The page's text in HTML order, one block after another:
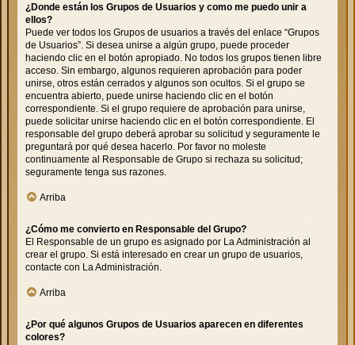
¿Donde están los Grupos de Usuarios y como me puedo unir a
ellos?
Puede ver todos los Grupos de usuarios a través del enlace “Grupos
de Usuarios”. Si desea unirse a algún grupo, puede proceder
haciendo clic en el botón apropiado. No todos los grupos tienen libre
acceso. Sin embargo, algunos requieren aprobación para poder
unirse, otros están cerrados y algunos son ocultos. Si el grupo se
encuentra abierto, puede unirse haciendo clic en el botón
correspondiente. Si el grupo requiere de aprobación para unirse,
puede solicitar unirse haciendo clic en el botón correspondiente. El
responsable del grupo deberá aprobar su solicitud y seguramente le
preguntará por qué desea hacerlo. Por favor no moleste
continuamente al Responsable de Grupo si rechaza su solicitud;
seguramente tenga sus razones.
Arriba
¿Cómo me convierto en Responsable del Grupo?
El Responsable de un grupo es asignado por La Administración al
crear el grupo. Si está interesado en crear un grupo de usuarios,
contacte con La Administración.
Arriba
¿Por qué algunos Grupos de Usuarios aparecen en diferentes
colores?